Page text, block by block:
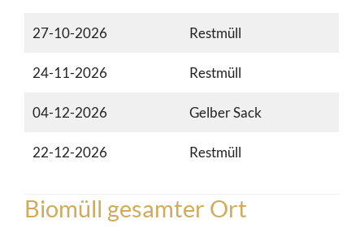
27-10-2026 Restmüll
24-11-2026 Restmüll
04-12-2026 Gelber Sack
22-12-2026 Restmüll
Biomüll gesamter Ort